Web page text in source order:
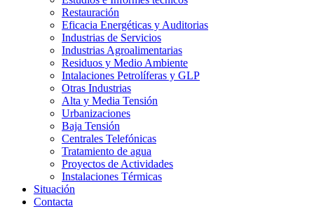
Restauración
Eficacia Energéticas y Auditorias
Industrias de Servicios
Industrias Agroalimentarias
Residuos y Medio Ambiente
Intalaciones Petrolíferas y GLP
Otras Industrias
Alta y Media Tensión
Urbanizaciones
Baja Tensión
Centrales Telefónicas
Tratamiento de agua
Proyectos de Actividades
Instalaciones Térmicas
Situación
Contacta